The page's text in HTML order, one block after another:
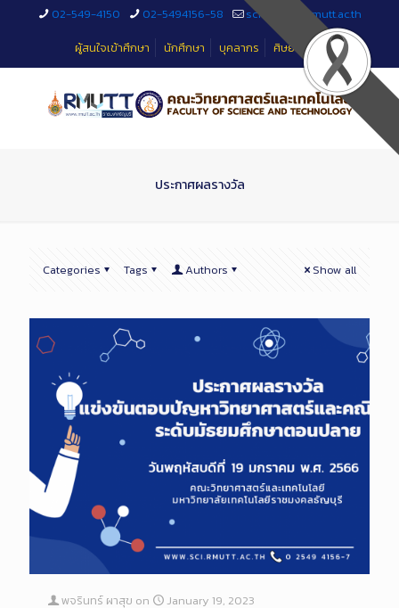
02-549-4150 02-5494156-58
sciteched@rmutt.ac.th
ผู้สนใจเข้าศึกษา
นักศึกษา บุคลากร ศิษย์เก่า
ประกาศผลรางวัล
Categories Tags Authors Show all
พจรินทร์ ผาสุข on
January 19, 2023